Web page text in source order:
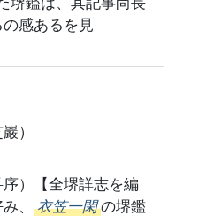
感あるを見
）
序）【全堺詳志を編
み、衣笠一閑 の堺鑑